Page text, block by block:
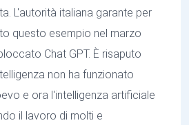
L'autorità italiana garante per
questo esempio nel marzo
Chat GPT. È risaputo
non ha funzionato
e ora l'intelligenza artificiale
il lavoro di molti e